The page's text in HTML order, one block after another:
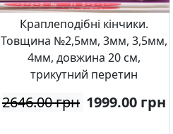
Краплеподібні кінчики.
Товщина №2,5мм, 3мм, 3,5мм,
4мм, довжина 20 см,
трикутний перетин
2646.00 грн 1999.00 грн